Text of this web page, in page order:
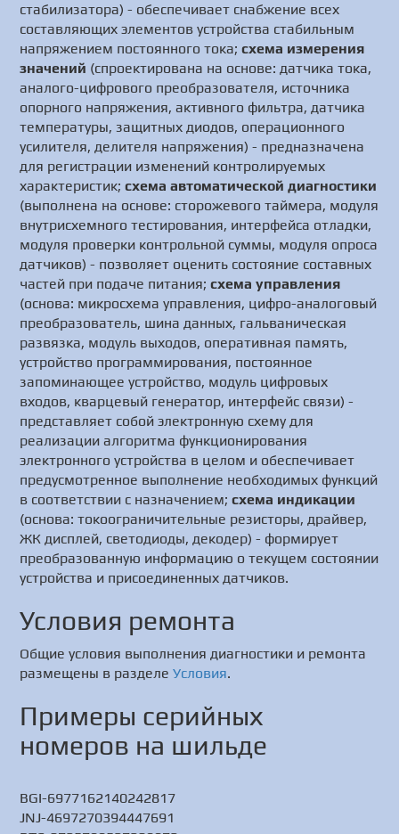
стабилизатора) - обеспечивает снабжение всех
составляющих элементов устройства стабильным
напряжением постоянного тока;схема измерения
значений (спроектирована на основе: датчика тока,
аналого-цифрового преобразователя, источника
опорного напряжения, активного фильтра, датчика
температуры, защитных диодов, операционного
усилителя, делителя напряжения) - предназначена
для регистрации изменений контролируемых
характеристик;схема автоматической диагностики
(выполнена на основе: сторожевого таймера, модуля
внутрисхемного тестирования, интерфейса отладки,
модуля проверки контрольной суммы, модуля опроса
датчиков) - позволяет оценить состояние составных
частей при подаче питания;схема управления
(основа: микросхема управления, цифро-аналоговый
преобразователь, шина данных, гальваническая
развязка, модуль выходов, оперативная память,
устройство программирования, постоянное
запоминающее устройство, модуль цифровых
входов, кварцевый генератор, интерфейс связи) -
представляет собой электронную схему для
реализации алгоритма функционирования
электронного устройства в целом и обеспечивает
предусмотренное выполнение необходимых функций
в соответствии с назначением;схема индикации
(основа: токоограничительные резисторы, драйвер,
ЖК дисплей, светодиоды, декодер) - формирует
преобразованную информацию о текущем состоянии
устройства и присоединенных датчиков.
Условия ремонта
Общие условия выполнения диагностики и ремонта
размещены в разделеУсловия.
Примеры серийных
номеров на шильде
BGI-6977162140242817
JNJ-4697270394447691